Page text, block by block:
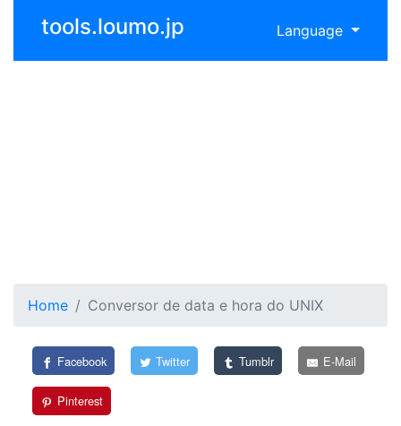
tools.loumo.jp Language
Home Conversor de data e hora do UNIX
Facebook Twitter Tumblr E-Mail
Pinterest